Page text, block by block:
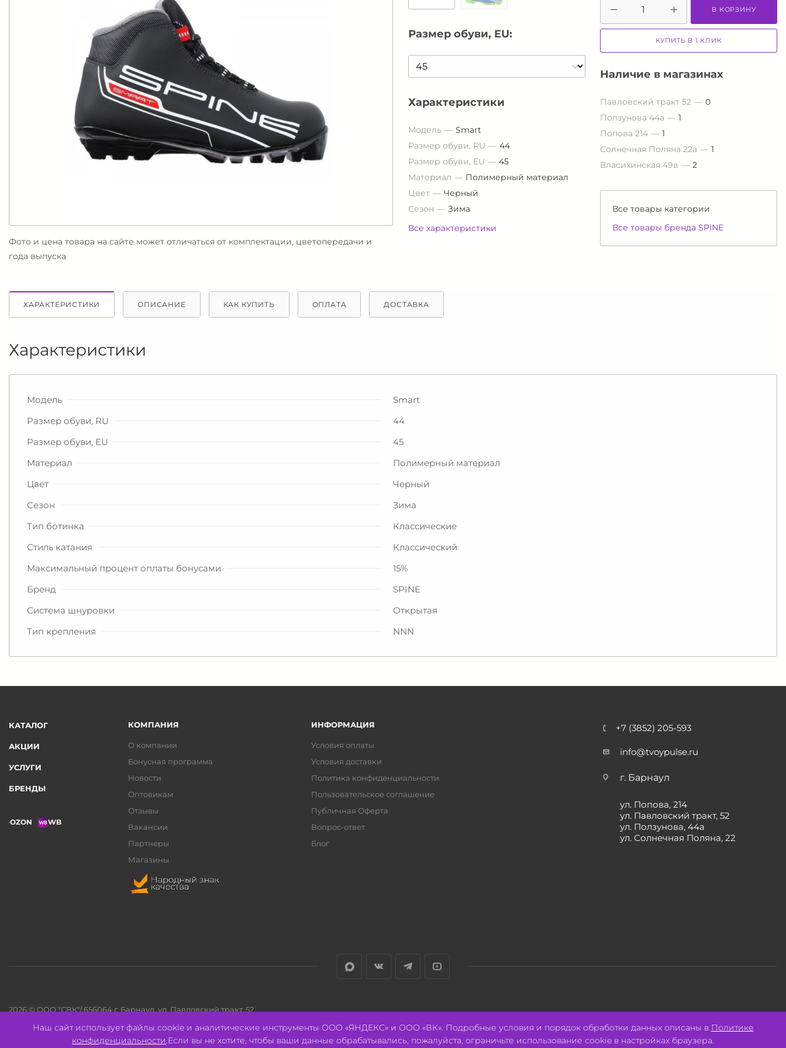
Фото и цена товара на сайте может отличаться от комплектации, цветопередачи и
года выпуска
Размер обуви, EU:
Характеристики
Модель
Smart
Размер обуви, RU
44
Размер обуви, EU
45
Материал
Полимерный материал
Цвет
Черный
Сезон
Зима
Все характеристики
В КОРЗИНУ
КУПИТЬ В 1 КЛИК
Наличие в магазинах
Павловский тракт 52
0
Ползунова 44а
1
Попова 214
1
Солнечная Поляна 22а
1
Власихинская 49в
2
Все товары категории
Все товары бренда SPINE
ХАРАКТЕРИСТИКИ ОПИСАНИЕ КАК КУПИТЬ ОПЛАТА ДОСТАВКА
Характеристики
Модель
Smart
Размер обуви, RU
44
Размер обуви, EU
45
Материал
Полимерный материал
Цвет
Черный
Сезон
Зима
Тип ботинка
Классические
Стиль катания
Классический
Максимальный процент оплаты бонусами
15%
Бренд
SPINE
Система шнуровки
Открытая
Тип крепления
NNN
КАТАЛОГ
АКЦИИ
УСЛУГИ
БРЕНДЫ
OZON WB
КОМПАНИЯ
О компании
Бонусная программа
Новости
Оптовикам
Отзывы
Вакансии
Партнеры
Магазины
ИНФОРМАЦИЯ
Условия оплаты
Условия доставки
Политика конфиденциальности
Пользовательское соглашение
Публичная Оферта
Вопрос-ответ
Блог
+7 (3852) 205-593
info@tvoypulse.ru
г. Барнаул
ул. Попова, 214
ул. Павловский тракт, 52
ул. Ползунова, 44а
ул. Солнечная Поляна, 22
2026 © ООО "СВК"/ 656064 г. Барнаул, ул. Павловский тракт, 52.
Pulse - сеть магазинов для активных
Наш сайт использует файлы cookie и аналитические инструменты ООО «ЯНДЕКС» и ООО «ВК». Подробные условия и порядок обработки данных описаны в Политике
конфиденциальности.Если вы не хотите, чтобы ваши данные обрабатывались, пожалуйста, ограничьте использование cookie в настройках браузера.